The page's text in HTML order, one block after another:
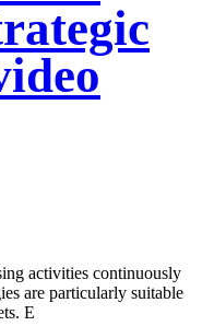
activities continuously
are particularly suitable
E